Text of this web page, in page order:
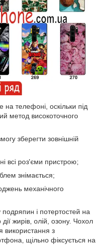
на телефоні, оскільки під
метод високоточного
зберегти зовнішній
всі роз'єми пристрою;
знімається;
механічного
і потертостей на
дії жирів, олій, озону. Чохол
використання з
щільно фіксується на